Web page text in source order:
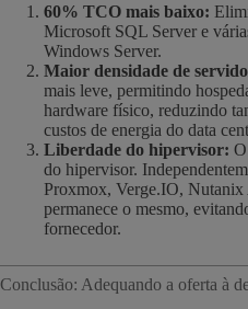
60% TCO mais baixo:
Microsoft SQL Server e
Windows Server.
Maior densidade de
mais leve, permitindo
hardware físico, reduzindo
custos de energia do data
Liberdade do hipervisor:
do hipervisor.
Proxmox, Verge.IO,
permanece o mesmo,
fornecedor.
Conclusão: Adequando a oferta à